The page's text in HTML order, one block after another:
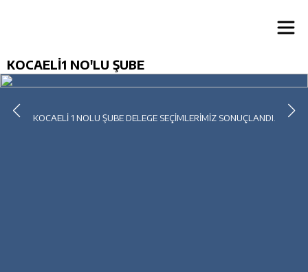
KOCAELİ1 NO'LU ŞUBE
KOCAELİ 1 NOLU ŞUBE DELEGE SEÇİMLERİMİZ SONUÇLANDI.